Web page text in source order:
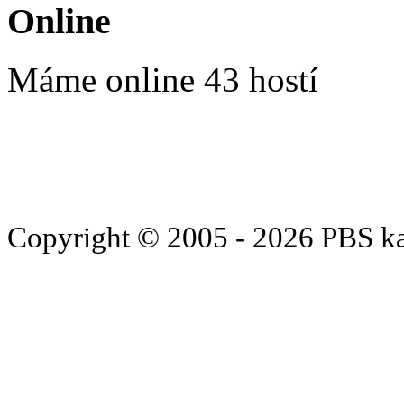
Online
Máme online 43 hostí
Copyright © 2005 - 2026 PBS